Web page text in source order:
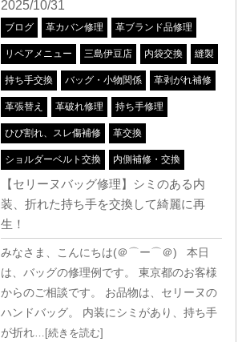
2025/10/31
ブログ 革カバン修理 革ブランド品修理
リペアメニュー 三島伊豆店 内袋交換 縫製
持ち手交換 バッグ・小物関係 革剥がれ補修
革張替え 革破れ修理 持ち手修理
ひび割れ、スレ傷補修 革交換
ショルダーベルト交換 内側補修・交換
【セリーヌバッグ修理】シミのある内
装、折れた持ち手を交換して綺麗に再
生！
みなさま、こんにちは(＠⌒ー⌒＠) 本日
は、バッグの修理例です。 東京都のお客様
からのご相談です。 お品物は、セリーヌの
ハンドバッグ。 内装にシミがあり、持ち手
が折れ…[続きを読む]